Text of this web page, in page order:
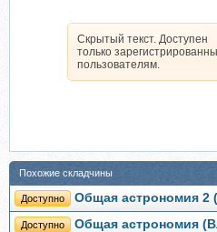
Скрытый текст. Доступен
только
пользователям.
Похожие складчины
Доступно Общая астрономия 2
Доступно Общая астрономия